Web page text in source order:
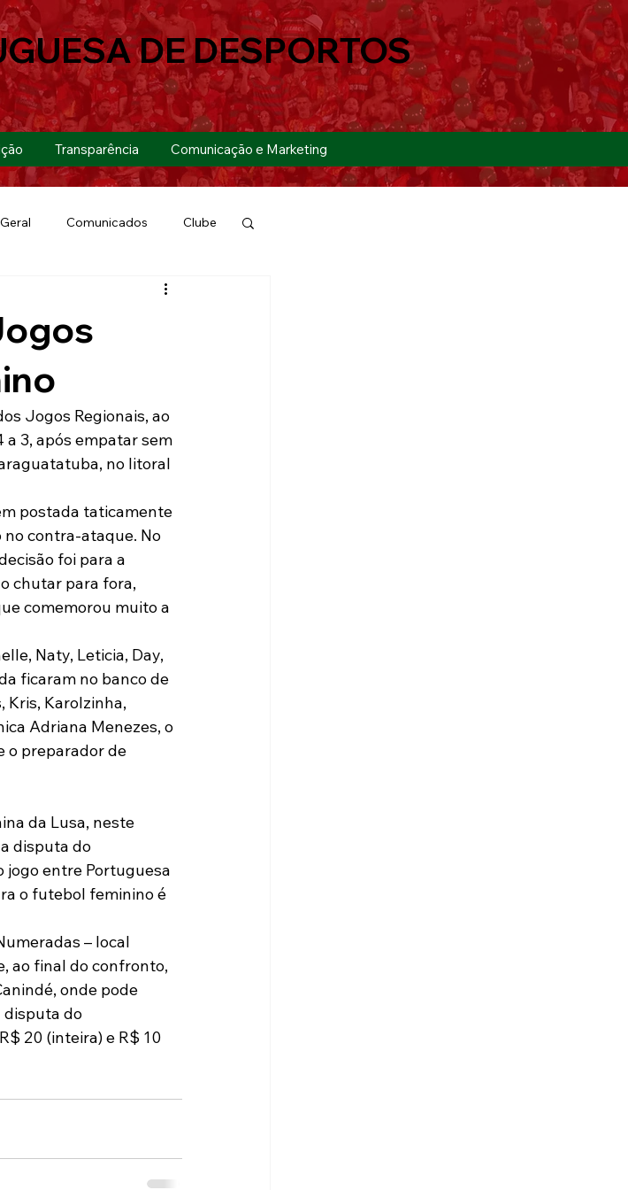
Transparência Comunicação e Marketing
DE DESPORTOS
Comunicados Clube
Sócio-Torcedor
Jogos Regionais, ao
3, após empatar sem
no litoral
postada taticamente
no contra-ataque. No
foi para a
chutar para fora,
comemorou muito a
Naty, Leticia, Day,
ficaram no banco de
Kris, Karolzinha,
Adriana Menezes, o
o preparador de
da Lusa, neste
disputa do
jogo entre Portuguesa
o futebol feminino é
– local
ao final do confronto,
onde pode
disputa do
20 (inteira) e R$ 10